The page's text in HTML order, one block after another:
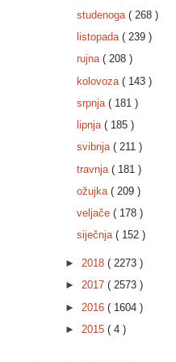
studenoga ( 268 )
listopada ( 239 )
rujna ( 208 )
kolovoza ( 143 )
srpnja ( 181 )
lipnja ( 185 )
svibnja ( 211 )
travnja ( 181 )
ožujka ( 209 )
veljače ( 178 )
siječnja ( 152 )
► 2018 ( 2273 )
► 2017 ( 2573 )
► 2016 ( 1604 )
► 2015 ( 4 )